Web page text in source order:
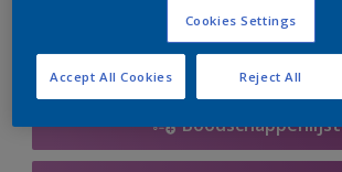
Boodschappenlijst
Cookies Settings
Reject All
Accept All Cookies